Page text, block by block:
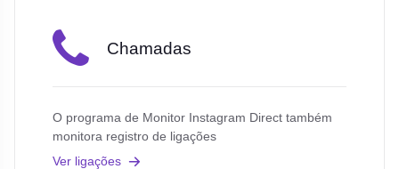
Chamadas
O programa de Monitor Instagram Direct também
monitora registro de ligações
Ver ligações